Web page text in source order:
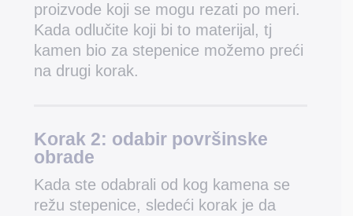
proizvode koji se mogu rezati po meri.
Kada odlučite koji bi to materijal, tj
kamen bio za stepenice možemo preći
na drugi korak.
Korak 2: odabir površinske
obrade
Kada ste odabrali od kog kamena se
režu stepenice, sledeći korak je da